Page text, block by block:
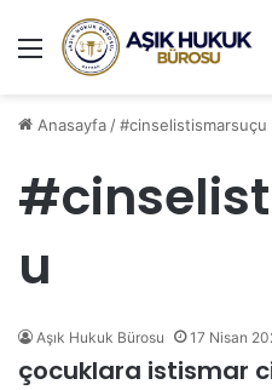
Menü
Anasayfa/#cinselistismarsuçu
u
Aşık Hukuk Bürosu 17 Nisan
çocuklara istismar